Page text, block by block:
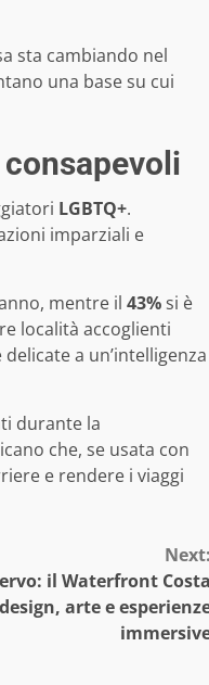
sta cambiando nel
una base su cui
LGBTQ+.
imparziali e
mentre il 43%si è
località accoglienti
a un’intelligenza
durante la
che, se usata con
e rendere i viaggi
il Waterfront
arte e